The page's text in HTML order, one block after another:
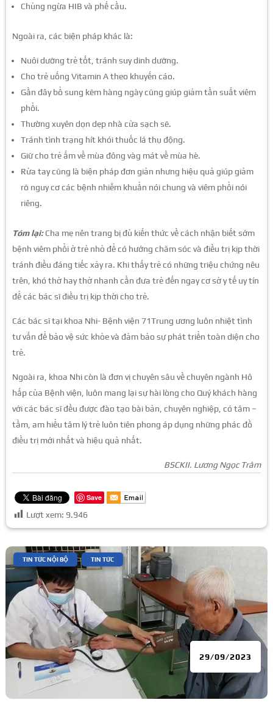
Chủng ngừa HIB và phế cầu.
Ngoài ra, các biện pháp khác là:
Nuôi dưỡng trẻ tốt, tránh suy dinh dưỡng.
Cho trẻ uống Vitamin A theo khuyến cáo.
Gần đây bổ sung kẽm hàng ngày cũng giúp giảm tần suất viêm
phổi.
Thường xuyên dọn dẹp nhà cửa sạch sẽ.
Tránh tình trạng hít khói thuốc lá thụ động.
Giữ cho trẻ ấm về mùa đông vàg mát về mùa hè.
Rửa tay cũng là biện pháp đơn giản nhưng hiệu quả giúp giảm
rõ nguy cơ các bệnh nhiễm khuẩn nói chung và viêm phổi nói
riêng.
Tóm lại: Cha mẹ nên trang bị đủ kiến thức về cách nhận biết sớm
bệnh viêm phổi ở trẻ nhỏ để có hướng chăm sóc và điều trị kịp thời
tránh điều đáng tiếc xảy ra. Khi thấy trẻ có những triệu chứng nêu
trên, khó thở hay thở nhanh cần đưa trẻ đến ngay cơ sở y tế uy tín
để các bác sĩ điều trị kịp thời cho trẻ.
Các bác sĩ tại khoa Nhi- Bệnh viện 71Trung ương luôn nhiệt tình
tư vấn để bảo vệ sức khỏe và đảm bảo sự phát triển toàn diện cho
trẻ.
Ngoài ra, khoa Nhi còn là đơn vị chuyên sâu về chuyên ngành Hô
hấp của Bệnh viện, luôn mang lại sự hài lòng cho Quý khách hàng
với các bác sĩ đều được đào tạo bài bản, chuyên nghiệp, có tâm –
tầm, am hiểu tâm lý trẻ luôn tiên phong áp dụng những phác đồ
điều trị mới nhất và hiệu quả nhất.
BSCKII. Lương Ngọc Trâm
Save
Lượt xem: 9.946
29/09/2023
TIN TỨC NỘI BỘ TIN TỨC